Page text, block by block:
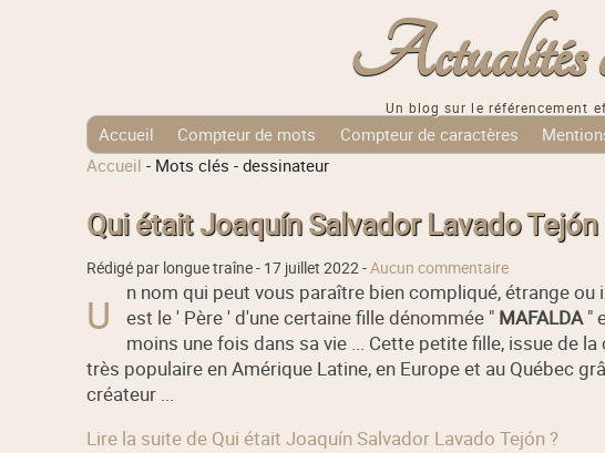
Actualités
Un blog sur le référencement
Accueil Compteur de mots Compteur de caractères
Tags Cloud
Accueil - Mots clés - dessinateur
Qui était Joaquín Salvador Lavado Tejón
Rédigé par longue traîne - 17 juillet 2022-Aucun commentaire
U n nom qui peut vous paraître bien compliqué, étrange ou
est le ' Père ' d'une certaine fille dénommée " MAFALDA"
moins une fois dans sa vie ... Cette petite fille, issue de
très populaire en Amérique Latine, en Europe et au Québec
créateur ...
Lire la suite de Qui était Joaquín Salvador Lavado Tejón ?